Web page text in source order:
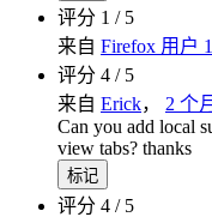
评分 1 / 5
来自 Firefox 用户
评分 4 / 5
来自 Erick， 2 个
Can you add local
view tabs? thanks
标记
评分 4 / 5